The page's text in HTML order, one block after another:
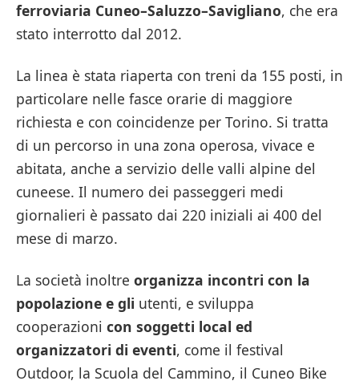
ferroviaria Cuneo–Saluzzo–Savigliano, che era
stato interrotto dal 2012.
La linea è stata riaperta con treni da 155 posti, in
particolare nelle fasce orarie di maggiore
richiesta e con coincidenze per Torino. Si tratta
di un percorso in una zona operosa, vivace e
abitata, anche a servizio delle valli alpine del
cuneese. Il numero dei passeggeri medi
giornalieri è passato dai 220 iniziali ai 400 del
mese di marzo.
La società inoltre organizza incontri con la
popolazione e gli utenti, e sviluppa
cooperazioni con soggetti local ed
organizzatori di eventi, come il festival
Outdoor, la Scuola del Cammino, il Cuneo Bike